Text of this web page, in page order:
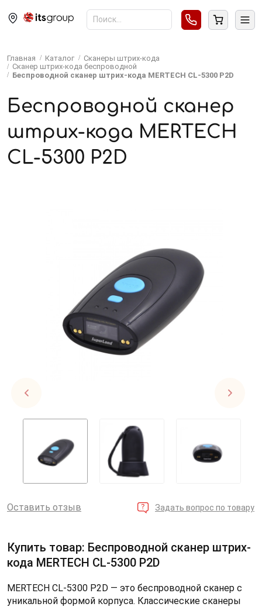
Главная Каталог
Сканеры штрих-кода
Сканер штрих-кода беспроводной
Беспроводной сканер штрих-кода MERTECH CL-5300 P2D
Беспроводной сканер
штрих-кода MERTECH
CL-5300 P2D
Оставить отзыв Задать вопрос по товару
Купить товар: Беспроводной сканер штрих-
кода MERTECH CL-5300 P2D
MERTECH CL-5300 P2D — это беспроводной сканер с
уникальной формой корпуса. Классические сканеры